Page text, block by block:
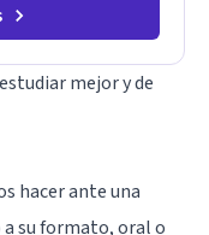
mejor y de
hacer ante una
su formato, oral o